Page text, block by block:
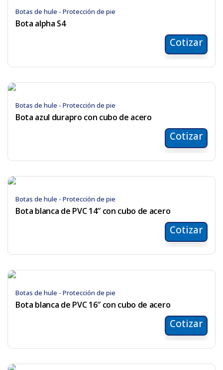
Botas de hule - Protección de pie
Bota alpha S4
Cotizar
Botas de hule - Protección de pie
Bota azul durapro con cubo de acero
Cotizar
Botas de hule - Protección de pie
Bota blanca de PVC 14″ con cubo de acero
Cotizar
Botas de hule - Protección de pie
Bota blanca de PVC 16″ con cubo de acero
Cotizar